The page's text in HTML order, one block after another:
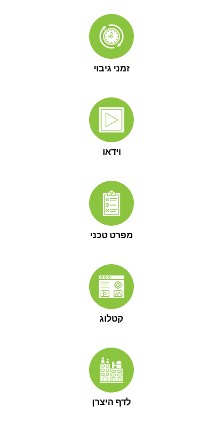
זמני גיבוי
וידאו
מפרט טכני
קטלוג
לדף היצרן